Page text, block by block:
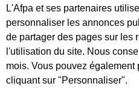
Eligible au
RÉALISER
L'Afpa et ses partenaires
personnaliser les annonces
de partager des pages sur les
l'utilisation du site. Nous
mois. Vous pouvez également
cliquant sur "Personnaliser".